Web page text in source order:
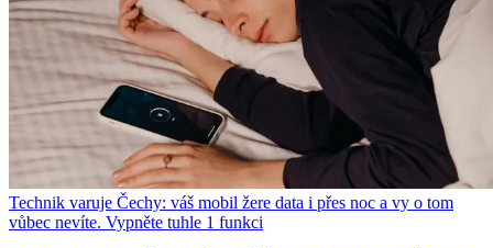
Technik varuje Čechy: váš mobil žere data i přes noc a vy o tom
vůbec nevíte. Vypněte tuhle 1 funkci